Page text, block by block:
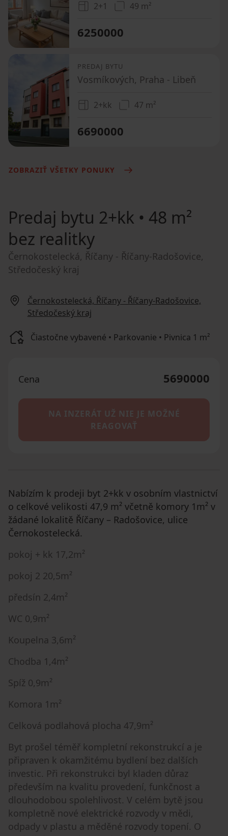
2+1 49 m²
6250000
PREDAJ BYTU
Vosmíkových, Praha - Libeň
2+kk 47 m²
6690000
ZOBRAZIŤ VŠETKY PONUKY
Predaj bytu 2+kk • 48 m²
bez realitky
Černokostelecká, Říčany - Říčany-Radošovice,
Středočeský kraj
Černokostelecká, Říčany - Říčany-Radošovice,
Středočeský kraj
Čiastočne vybavené • Parkovanie • Pivnica 1 m²
Cena 5690000
NA INZERÁT UŽ NIE JE MOŽNÉ
REAGOVAŤ
Nabízím k prodeji byt 2+kk v osobním vlastnictví
o celkové velikosti 47,9 m² včetně komory 1m² v
žádané lokalitě Říčany – Radošovice, ulice
Černokostelecká.
pokoj + kk 17,2m²
pokoj 2 20,5m²
předsín 2,4m²
WC 0,9m²
Koupelna 3,6m²
Chodba 1,4m²
Spíž 0,9m²
Komora 1m²
Celková podlahová plocha 47,9m²
Byt prošel téměř kompletní rekonstrukcí a je
připraven k okamžitému bydlení bez dalších
investic. Při rekonstrukci byl kladen důraz
především na kvalitu provedení, funkčnost a
dlouhodobou spolehlivost. V celém bytě jsou
kompletně nové elektrické rozvody v mědi,
odpady v plastu a měděné rozvody topení. O